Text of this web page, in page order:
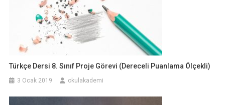
Türkçe Dersi 8. Sınıf Proje Görevi (Dereceli Puanlama Ölçekli)
3 Ocak 2019 okulakademi